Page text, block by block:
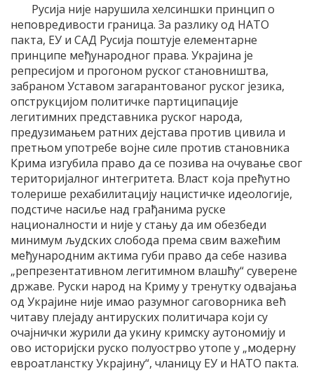
Русија није нарушила хелсиншки принцип о
неповредивости граница. За разлику од НАТО
пакта, ЕУ и САД Русија поштује елементарне
принципе међународног права. Украјина је
репресијом и прогоном руског становништва,
забраном Уставом загарантованог руског језика,
опструкцијом политичке партиципације
легитимних представника руског народа,
предузимањем ратних дејстава против цивила и
претњом употребе војне силе против становника
Крима изгубила право да се позива на очување свог
територијалног интегритета. Власт која прећутно
толерише рехабилитацију нацистичке идеологије,
подстиче насиље над грађанима руске
националности и није у стању да им обезбеди
минимум људских слобода према свим важећим
међународним актима губи право да себе назива
„репрезентативном легитимном влашћу“ суверене
државе. Руски народ на Криму у тренутку одвајања
од Украјине није имао разумног саговорника већ
читаву плејаду антируских политичара који су
очајнички журили да укину кримску аутономију и
ово историјски руско полуострво утопе у „модерну
евроатланстку Украјину“, чланицу ЕУ и НАТО пакта.